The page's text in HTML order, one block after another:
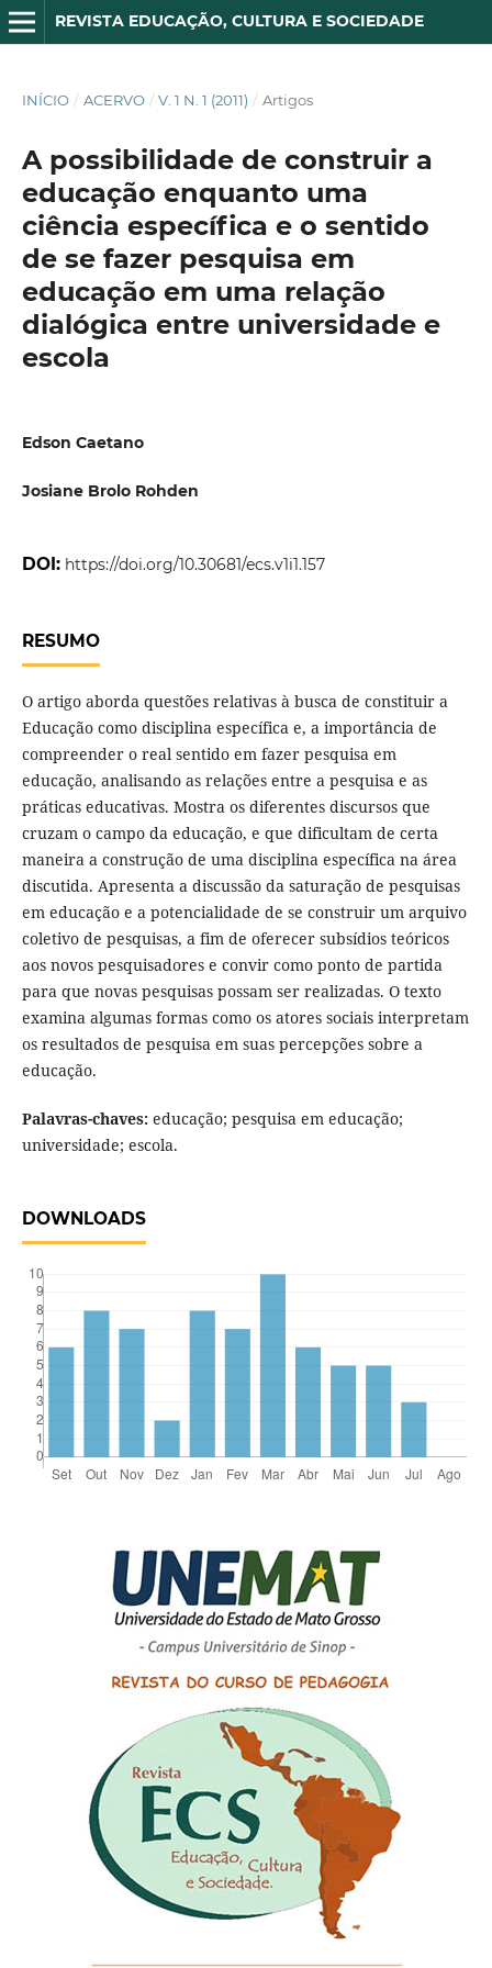
REVISTA EDUCAÇÃO, CULTURA E SOCIEDADE
INÍCIO / ACERVO / V. 1 N. 1 (2011) / Artigos
A possibilidade de construir a
educação enquanto uma
ciência específica e o sentido
de se fazer pesquisa em
educação em uma relação
dialógica entre universidade e
escola
Edson Caetano
Josiane Brolo Rohden
DOI: https://doi.org/10.30681/ecs.v1i1.157
RESUMO
O artigo aborda questões relativas à busca de constituir a
Educação como disciplina específica e, a importância de
compreender o real sentido em fazer pesquisa em
educação, analisando as relações entre a pesquisa e as
práticas educativas. Mostra os diferentes discursos que
cruzam o campo da educação, e que dificultam de certa
maneira a construção de uma disciplina específica na área
discutida. Apresenta a discussão da saturação de pesquisas
em educação e a potencialidade de se construir um arquivo
coletivo de pesquisas, a fim de oferecer subsídios teóricos
aos novos pesquisadores e convir como ponto de partida
para que novas pesquisas possam ser realizadas. O texto
examina algumas formas como os atores sociais interpretam
os resultados de pesquisa em suas percepções sobre a
educação.
Palavras-chaves:educação; pesquisa em educação;
universidade; escola.
DOWNLOADS